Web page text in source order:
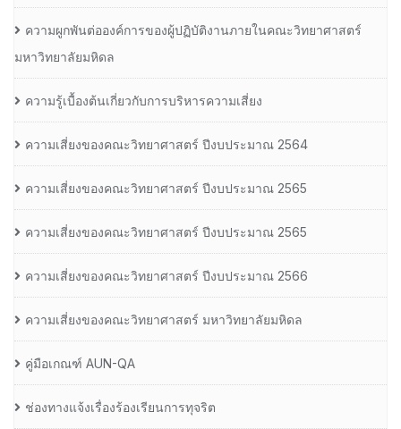
ความผูกพันต่อองค์การของผู้ปฏิบัติงานภายในคณะวิทยาศาสตร์
มหาวิทยาลัยมหิดล
ความรู้เบื้องต้นเกี่ยวกับการบริหารความเสี่ยง
ความเสี่ยงของคณะวิทยาศาสตร์ ปีงบประมาณ 2564
ความเสี่ยงของคณะวิทยาศาสตร์ ปีงบประมาณ 2565
ความเสี่ยงของคณะวิทยาศาสตร์ ปีงบประมาณ 2565
ความเสี่ยงของคณะวิทยาศาสตร์ ปีงบประมาณ 2566
ความเสี่ยงของคณะวิทยาศาสตร์ มหาวิทยาลัยมหิดล
คู่มือเกณฑ์ AUN-QA
ช่องทางแจ้งเรื่องร้องเรียนการทุจริต